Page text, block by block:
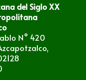
del Siglo XX
N° 420